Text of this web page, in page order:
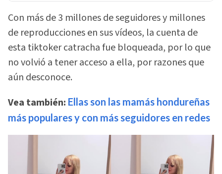
Con más de 3 millones de seguidores y millones
de reproducciones en sus vídeos, la cuenta de
esta tiktoker catracha fue bloqueada, por lo que
no volvió a tener acceso a ella, por razones que
aún desconoce.
Vea también: Ellas son las mamás hondureñas
más populares y con más seguidores en redes